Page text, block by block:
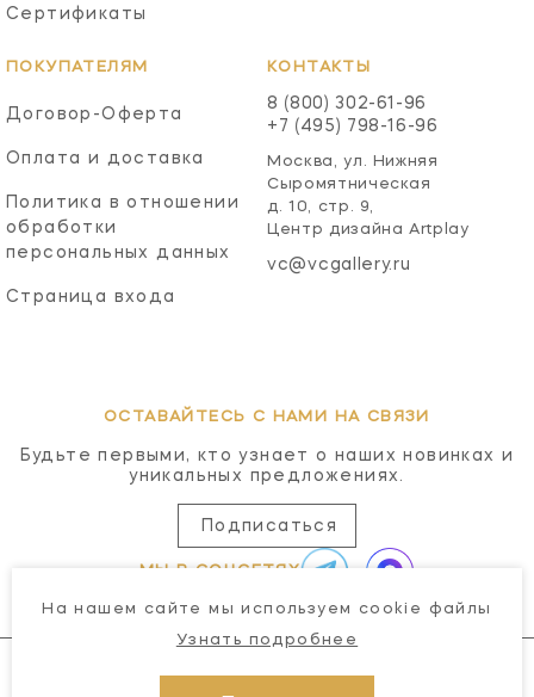
Сертификаты
ПОКУПАТЕЛЯМ
Договор-Оферта
Оплата и доставка
Политика в отношении
обработки
персональных данных
Страница входа
КОНТАКТЫ
8 (800) 302-61-96
+7 (495) 798-16-96
Москва, ул. Нижняя
Сыромятническая
д. 10, стр. 9,
Центр дизайна Artplay
vc@vcgallery.ru
ОСТАВАЙТЕСЬ С НАМИ НА СВЯЗИ
Будьте первыми, кто узнает о наших новинках и
уникальных предложениях.
Подписаться
МЫ В СОЦСЕТЯХ
На нашем сайте мы используем cookie файлы
Узнать подробнее